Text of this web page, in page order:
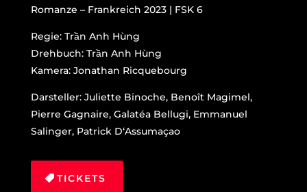
Romanze – Frankreich 2023 | FSK 6
Regie: Trần Anh Hùng
Drehbuch: Trần Anh Hùng
Kamera: Jonathan Ricquebourg
Darsteller: Juliette Binoche, Benoît Magimel,
Pierre Gagnaire, Galatéa Bellugi, Emmanuel
Salinger, Patrick D‘Assumaçao
TICKETS